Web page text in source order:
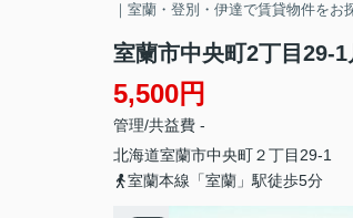
｜室蘭・登別・伊達で賃貸物件を
室蘭市中央町2丁目29-
5,500円
管理/共益費 -
北海道室蘭市中央町２丁目29-1
室蘭本線「室蘭」駅徒歩5分